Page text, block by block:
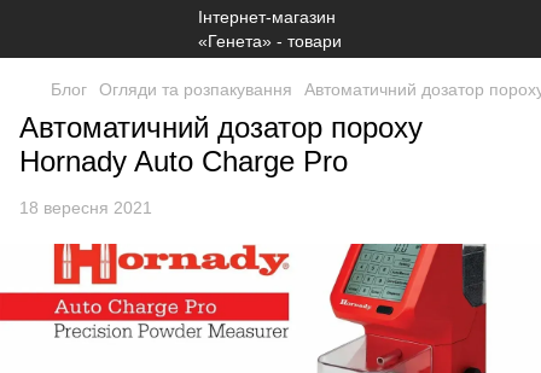
Блог Огляди та розпакування Автоматичний дозатор
Автоматичний дозатор пороху
Hornady Auto Charge Pro
18 вересня 2021